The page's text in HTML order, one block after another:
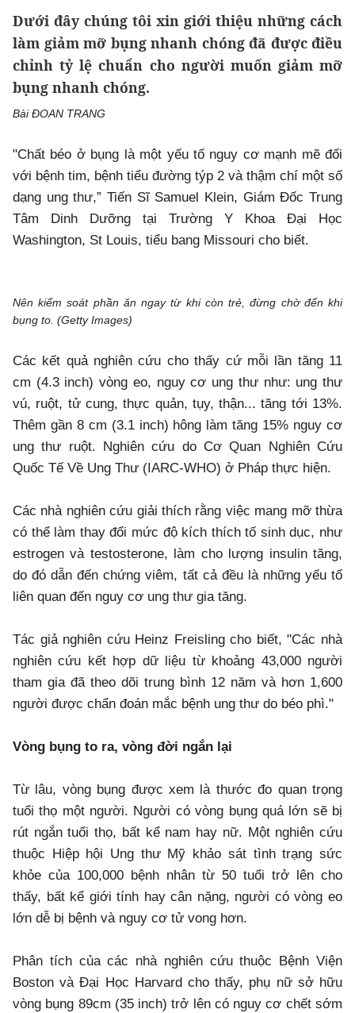
Dưới đây chúng tôi xin giới thiệu những cách
làm giảm mỡ bụng nhanh chóng đã được điều
chỉnh tỷ lệ chuẩn cho người muốn giảm mỡ
bụng nhanh chóng.
Bài ĐOAN TRANG
"Chất béo ở bụng là một yếu tố nguy cơ mạnh mẽ đối
với bệnh tim, bệnh tiểu đường týp 2 và thậm chí một số
dạng ung thư,” Tiến Sĩ Samuel Klein, Giám Đốc Trung
Tâm Dinh Dưỡng tại Trường Y Khoa Đại Học
Washington, St Louis, tiểu bang Missouri cho biết.
Nên kiểm soát phần ăn ngay từ khi còn trẻ, đừng chờ đến khi
bụng to. (Getty Images)
Các kết quả nghiên cứu cho thấy cứ mỗi lần tăng 11
cm (4.3 inch) vòng eo, nguy cơ ung thư như: ung thư
vú, ruột, tử cung, thực quản, tụy, thận... tăng tới 13%.
Thêm gần 8 cm (3.1 inch) hông làm tăng 15% nguy cơ
ung thư ruột. Nghiên cứu do Cơ Quan Nghiên Cứu
Quốc Tế Về Ung Thư (IARC-WHO) ở Pháp thực hiện.
Các nhà nghiên cứu giải thích rằng việc mang mỡ thừa
có thể làm thay đổi mức độ kích thích tố sinh dục, như
estrogen và testosterone, làm cho lượng insulin tăng,
do đó dẫn đến chứng viêm, tất cả đều là những yếu tố
liên quan đến nguy cơ ung thư gia tăng.
Tác giả nghiên cứu Heinz Freisling cho biết, "Các nhà
nghiên cứu kết hợp dữ liệu từ khoảng 43,000 người
tham gia đã theo dõi trung bình 12 năm và hơn 1,600
người được chẩn đoán mắc bệnh ung thư do béo phì."
Vòng bụng to ra, vòng đời ngắn lại
Từ lâu, vòng bụng được xem là thước đo quan trọng
tuổi thọ một người. Người có vòng bụng quá lớn sẽ bị
rút ngắn tuổi thọ, bất kể nam hay nữ. Một nghiên cứu
thuộc Hiệp hội Ung thư Mỹ khảo sát tình trạng sức
khỏe của 100,000 bệnh nhân từ 50 tuổi trở lên cho
thấy, bất kể giới tính hay cân nặng, người có vòng eo
lớn dễ bị bệnh và nguy cơ tử vong hơn.
Phân tích của các nhà nghiên cứu thuộc Bệnh Viện
Boston và Đại Học Harvard cho thấy, phụ nữ sở hữu
vòng bụng 89cm (35 inch) trở lên có nguy cơ chết sớm